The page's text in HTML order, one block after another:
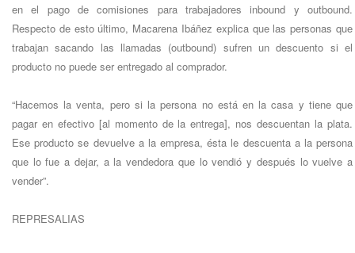
en el pago de comisiones para trabajadores inbound y outbound.
Respecto de esto último, Macarena Ibáñez explica que las personas que
trabajan sacando las llamadas (outbound) sufren un descuento si el
producto no puede ser entregado al comprador.
“Hacemos la venta, pero si la persona no está en la casa y tiene que
pagar en efectivo [al momento de la entrega], nos descuentan la plata.
Ese producto se devuelve a la empresa, ésta le descuenta a la persona
que lo fue a dejar, a la vendedora que lo vendió y después lo vuelve a
vender”.
REPRESALIAS